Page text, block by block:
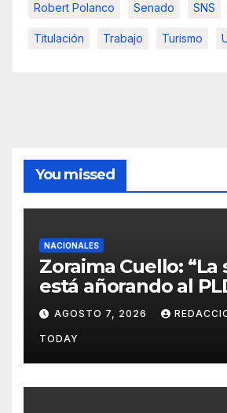
Robert Polanco Senado SNS
Titulación Trabajo Turismo
You missed
NACIONALES
Zoraima Cuello: “La
está añorando al
nuestro deber es
con la verdad y las
evidencias”
AGOSTO 7, 2026
TODAY